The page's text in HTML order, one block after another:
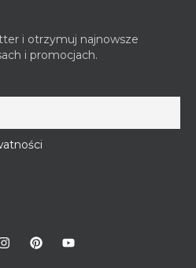
i otrzymuj najnowsze
i promocjach.